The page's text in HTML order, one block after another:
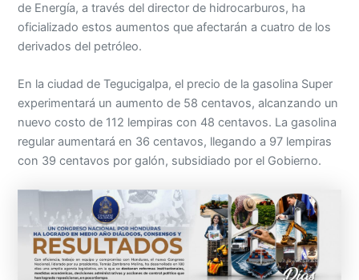
de Energía, a través del director de hidrocarburos, ha
oficializado estos aumentos que afectarán a cuatro de los
derivados del petróleo.
En la ciudad de Tegucigalpa, el precio de la gasolina Super
experimentará un aumento de 58 centavos, alcanzando un
nuevo costo de 112 lempiras con 48 centavos. La gasolina
regular aumentará en 36 centavos, llegando a 97 lempiras
con 39 centavos por galón, subsidiado por el Gobierno.